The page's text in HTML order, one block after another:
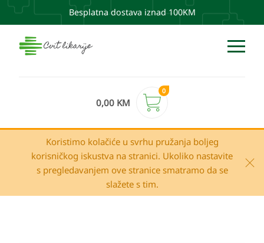
Besplatna dostava iznad 100KM
0,00 KM
0
Koristimo kolačiće u svrhu pružanja boljeg
korisničkog iskustva na stranici. Ukoliko nastavite
s pregledavanjem ove stranice smatramo da se
slažete s tim.